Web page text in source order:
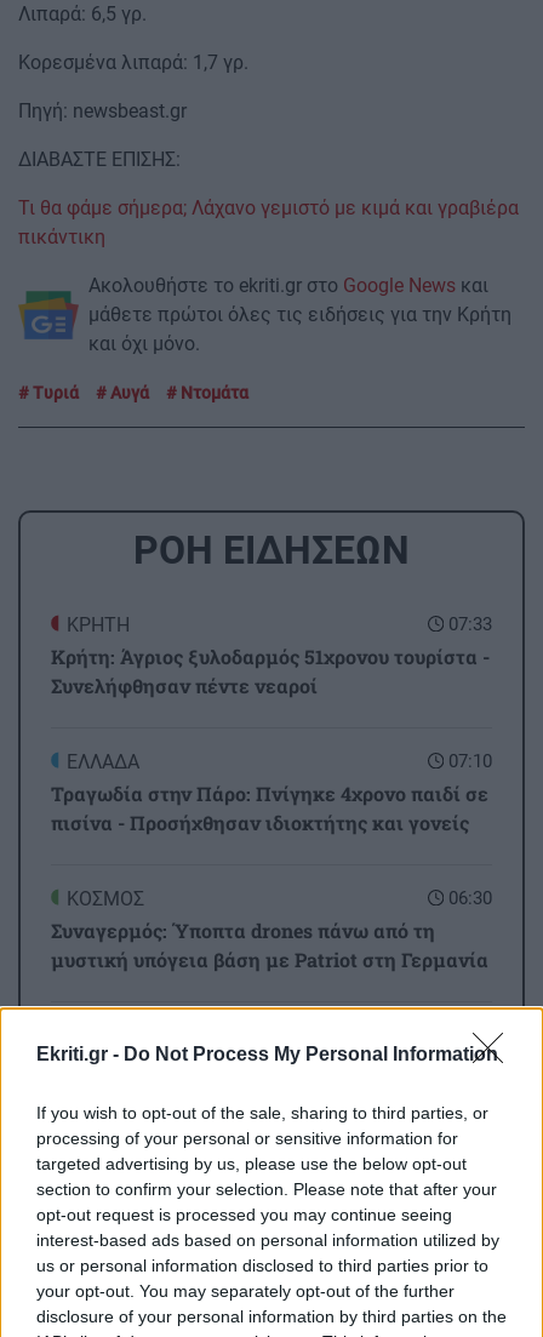
Ekriti.gr - Do Not Process My Personal Information
If you wish to opt-out of the sale, sharing to third parties, or
processing of your personal or sensitive information for
targeted advertising by us, please use the below opt-out
section to confirm your selection. Please note that after your
opt-out request is processed you may continue seeing
interest-based ads based on personal information utilized by
us or personal information disclosed to third parties prior to
your opt-out. You may separately opt-out of the further
disclosure of your personal information by third parties on the
Λιπαρά: 6,5 γρ.
Κορεσμένα λιπαρά: 1,7 γρ.
Πηγή: newsbeast.gr
ΔΙΑΒΑΣΤΕ ΕΠΙΣΗΣ:
Τι θα φάμε σήμερα; Λάχανο γεμιστό με κιμά και γραβιέρα
πικάντικη
Ακολουθήστε το ekriti.gr στο Google News και
μάθετε πρώτοι όλες τις ειδήσεις για την Κρήτη
και όχι μόνο.
Τυριά Αυγά Ντομάτα
ΡΟΗ ΕΙΔΗΣΕΩΝ
07:33
ΚΡΗΤΗ
Κρήτη: Άγριος ξυλοδαρμός 51χρονου τουρίστα -
Συνελήφθησαν πέντε νεαροί
07:10
ΕΛΛΑΔΑ
Τραγωδία στην Πάρο: Πνίγηκε 4χρονο παιδί σε
πισίνα - Προσήχθησαν ιδιοκτήτης και γονείς
06:30
ΚΟΣΜΟΣ
Συναγερμός: Ύποπτα drones πάνω από τη
μυστική υπόγεια βάση με Patriot στη Γερμανία
02:16
Τούνη: «Έβγαλα όλο το βράδυ στο νοσοκομείο
00:00
ΣΧΕΣΕΙΣ ΚΑΙ SEX
Ο σύντροφός σου σε κάνει καλύτερο άνθρωπο;
GOSSIP - LIFESTYLE
Μπρούκλιν Μπέκαμ: Εβρασε μακαρόνια με
Όλες οι ειδήσεις
ΠΕΡΙΣΣΟΤΕΡΑ